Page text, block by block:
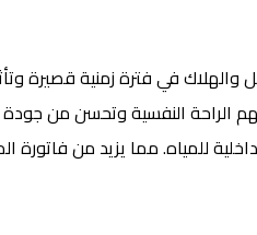
والهلاك في فترة زمنية قصيرة
الراحة النفسية وتحسن من جودة
للمياه. مما يزيد من فاتورة